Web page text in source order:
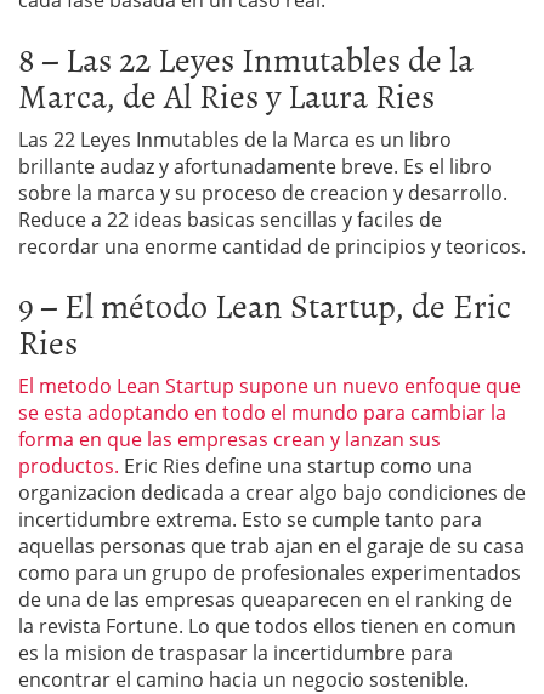
8 – Las 22 Leyes Inmutables de la
Marca, de Al Ries y Laura Ries
Las 22 Leyes Inmutables de la Marca es un libro
brillante audaz y afortunadamente breve. Es el libro
sobre la marca y su proceso de creacion y desarrollo.
Reduce a 22 ideas basicas sencillas y faciles de
recordar una enorme cantidad de principios y teoricos.
9 – El método Lean Startup, de Eric
Ries
El metodo Lean Startup supone un nuevo enfoque que
se esta adoptando en todo el mundo para cambiar la
forma en que las empresas crean y lanzan sus
productos. Eric Ries define una startup como una
organizacion dedicada a crear algo bajo condiciones de
incertidumbre extrema. Esto se cumple tanto para
aquellas personas que trab ajan en el garaje de su casa
como para un grupo de profesionales experimentados
de una de las empresas queaparecen en el ranking de
la revista Fortune. Lo que todos ellos tienen en comun
es la mision de traspasar la incertidumbre para
encontrar el camino hacia un negocio sostenible.